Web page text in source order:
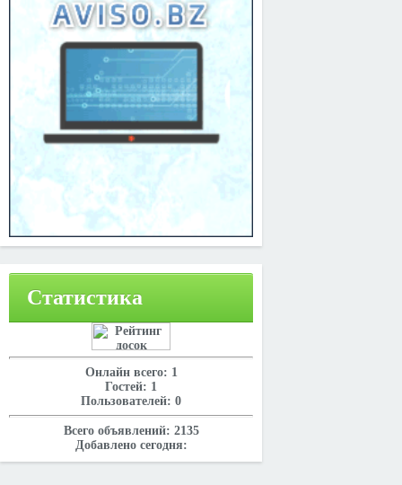
Статистика
Онлайн всего: 1
Гостей: 1
Пользователей: 0
Всего объявлений: 2135
Добавлено сегодня: